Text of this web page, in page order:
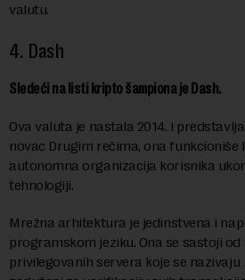
valutu.
4. Dash
Sledeći na listi kripto šampiona je Dash.
Ova valuta je nastala 2014. i predstavlja
novac Drugim rečima, ona funkcioniše
autonomna organizacija korisnika
tehnologiji.
Mrežna arhitektura je jedinstvena i
programskom jeziku. Ona se sastoji
privilegovanih servera koje se nazivaju